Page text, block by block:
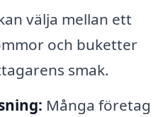
välja mellan ett
och buketter
smak.
Många företag